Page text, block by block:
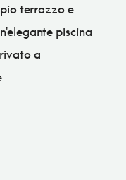
terrazzo e
piscina
a